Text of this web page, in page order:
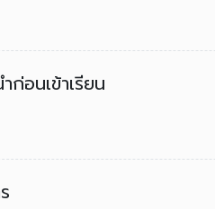
ก่อนเข้าเรียน